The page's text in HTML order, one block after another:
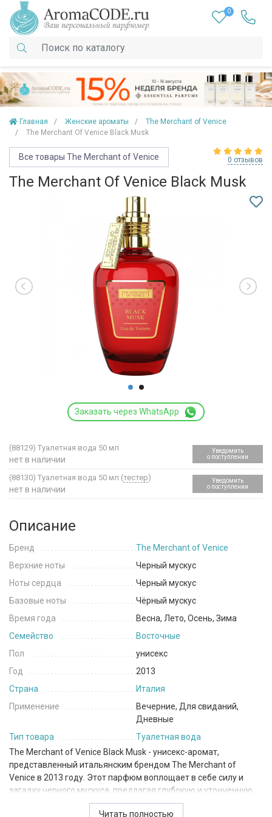
0
Главная Женские ароматы
The Merchant of Venice
The Merchant Of Venice Black Musk
Все товары The Merchant of Venice 0 отзывов
The Merchant Of Venice Black Musk
Заказать через WhatsApp
(88129) Туалетная вода 50 мл
нет в наличии
Уведомить
о поступлении
(88130) Туалетная вода 50 мл (тестер)
нет в наличии
Уведомить
о поступлении
Описание
Бренд
The Merchant of Venice
Верхние ноты
Черный мускус
Ноты сердца
Черный мускус
Базовые ноты
Чёрный мускус
Время года
Весна, Лето, Осень, Зима
Семейство
Восточные
Пол
унисекс
Год
2013
Страна
Италия
Применение
Вечерние, Для свиданий,
Дневные
Тип товара
Туалетная вода
The Merchant of Venice Black Musk - унисекс-аромат,
представленный итальянским брендом The Merchant of
Venice в 2013 году. Этот парфюм воплощает в себе силу и
загадку черного мускуса, предлагая глубокую и утонченную
Читать полностью